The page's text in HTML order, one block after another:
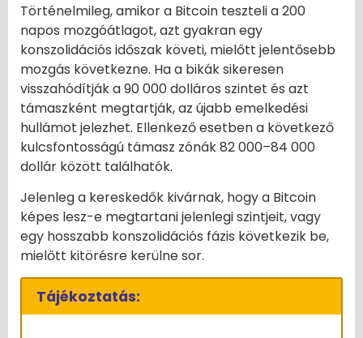
Történelmileg, amikor a Bitcoin teszteli a 200
napos mozgóátlagot, azt gyakran egy
konszolidációs időszak követi, mielőtt jelentősebb
mozgás következne. Ha a bikák sikeresen
visszahódítják a 90 000 dolláros szintet és azt
támaszként megtartják, az újabb emelkedési
hullámot jelezhet. Ellenkező esetben a következő
kulcsfontosságú támasz zónák 82 000–84 000
dollár között találhatók.
Jelenleg a kereskedők kivárnak, hogy a Bitcoin
képes lesz-e megtartani jelenlegi szintjeit, vagy
egy hosszabb konszolidációs fázis következik be,
mielőtt kitörésre kerülne sor.
Tájékoztatás: